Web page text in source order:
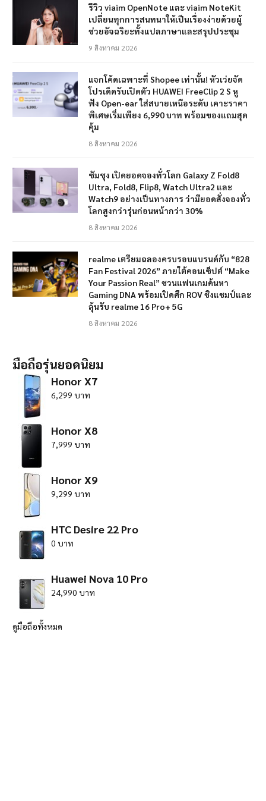
รีวิว viaim OpenNote และ viaim NoteKit
เปลี่ยนทุกการสนทนาให้เป็นเรื่องง่ายด้วยผู้
ช่วยอัจฉริยะทั้งแปลภาษาและสรุปประชุม
9 สิงหาคม 2026
แจกโค้ดเฉพาะที่ Shopee เท่านั้น! หัวเว่ยจัด
โปรเด็ดรับเปิดตัว HUAWEI FreeClip 2 S หู
ฟัง Open-ear ใส่สบายเหนือระดับ เคาะราคา
พิเศษเริ่มเพียง 6,990 บาท พร้อมของแถมสุด
คุ้ม
8 สิงหาคม 2026
ซัมซุง เปิดยอดจองทั่วโลก Galaxy Z Fold8
Ultra, Fold8, Flip8, Watch Ultra2 และ
Watch9 อย่างเป็นทางการ ว่ามียอดสั่งจองทั่ว
โลกสูงกว่ารุ่นก่อนหน้ากว่า 30%
8 สิงหาคม 2026
realme เตรียมฉลองครบรอบแบรนด์กับ “828
Fan Festival 2026” ภายใต้คอนเซ็ปต์ “Make
Your Passion Real” ชวนแฟนเกมค้นหา
Gaming DNA พร้อมเปิดศึก ROV ชิงแชมป์และ
ลุ้นรับ realme 16 Pro+ 5G
8 สิงหาคม 2026
มือถือรุ่นยอดนิยม
Honor X7
6,299 บาท
Honor X8
7,999 บาท
Honor X9
9,299 บาท
HTC Desire 22 Pro
0 บาท
Huawei Nova 10 Pro
24,990 บาท
ดูมือถือทั้งหมด